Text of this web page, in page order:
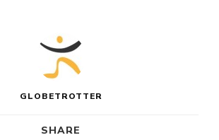
GLOBETROTTER
SHARE